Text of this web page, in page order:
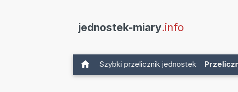
jednostek-miary.info
Szybki przelicznik jednostek